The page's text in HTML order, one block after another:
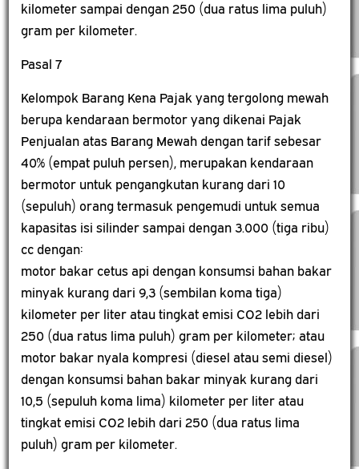
kilometer sampai dengan 250 (dua ratus lima puluh)
gram per kilometer.
Pasal 7
Kelompok Barang Kena Pajak yang tergolong mewah
berupa kendaraan bermotor yang dikenai Pajak
Penjualan atas Barang Mewah dengan tarif sebesar
40% (empat puluh persen), merupakan kendaraan
bermotor untuk pengangkutan kurang dari 10
(sepuluh) orang termasuk pengemudi untuk semua
kapasitas isi silinder sampai dengan 3.000 (tiga ribu)
cc dengan:
motor bakar cetus api dengan konsumsi bahan bakar
minyak kurang dari 9,3 (sembilan koma tiga)
kilometer per liter atau tingkat emisi CO2 lebih dari
250 (dua ratus lima puluh) gram per kilometer; atau
motor bakar nyala kompresi (diesel atau semi diesel)
dengan konsumsi bahan bakar minyak kurang dari
10,5 (sepuluh koma lima) kilometer per liter atau
tingkat emisi CO2 lebih dari 250 (dua ratus lima
puluh) gram per kilometer.